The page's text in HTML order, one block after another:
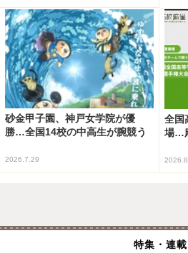
砂金甲子園、神戸女学院が優
勝…全国14校の中高生が腕競う
2026.7.29
全国
場…
特集・連載